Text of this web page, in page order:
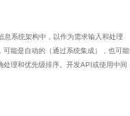
息系统架构中，以作为需求输入和处理
能是自动的（通过系统集成），也可能
理和优先级排序。开发API或使用中间